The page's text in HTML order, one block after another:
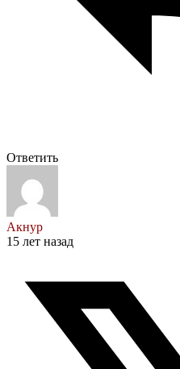
Ответить
Акнур
15 лет назад